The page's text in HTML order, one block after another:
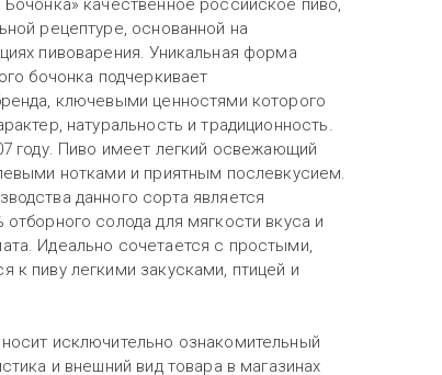
качественное российское пиво,
рецептуре, основанной на
пивоварения. Уникальная форма
бочонка подчеркивает
ключевыми ценностями которого
натуральность и традиционность.
году. Пиво имеет легкий освежающий
нотками и приятным послевкусием.
данного сорта является
отборного солода для мягкости вкуса и
Идеально сочетается с простыми,
к пиву легкими закусками, птицей и
исключительно ознакомительный
и внешний вид товара в магазинах